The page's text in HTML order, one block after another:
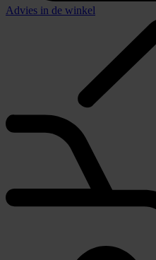
Advies in de winkel